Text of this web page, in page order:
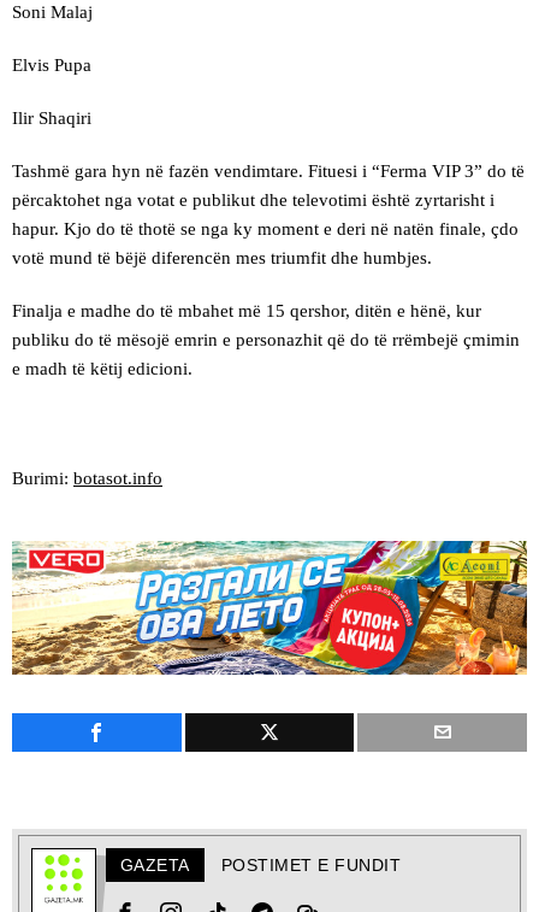
Soni Malaj
Elvis Pupa
Ilir Shaqiri
Tashmë gara hyn në fazën vendimtare. Fituesi i “Ferma VIP 3” do të
përcaktohet nga votat e publikut dhe televotimi është zyrtarisht i
hapur. Kjo do të thotë se nga ky moment e deri në natën finale, çdo
votë mund të bëjë diferencën mes triumfit dhe humbjes.
Finalja e madhe do të mbahet më 15 qershor, ditën e hënë, kur
publiku do të mësojë emrin e personazhit që do të rrëmbejë çmimin
e madh të këtij edicioni.
Burimi: botasot.info
GAZETA POSTIMET E FUNDIT